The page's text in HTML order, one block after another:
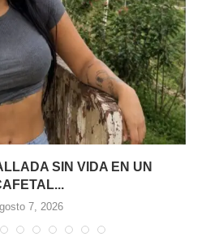
SIN VIDA EN UN
7, 2026